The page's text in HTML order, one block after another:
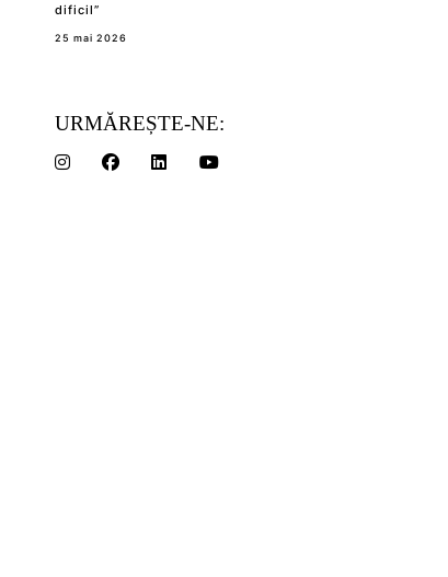
dificil”
25 mai 2026
URMĂREȘTE-NE: